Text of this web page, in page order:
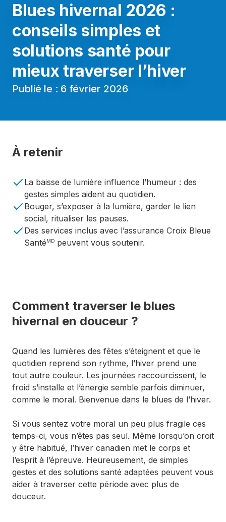
Blues hivernal 2026 :
conseils simples et
solutions santé pour
mieux traverser l’hiver
Publié le : 6 février 2026
À retenir
La baisse de lumière influence l’humeur : des
gestes simples aident au quotidien.
Bouger, s’exposer à la lumière, garder le lien
social, ritualiser les pauses.
Des services inclus avec l’assurance Croix Bleue
Santé MD peuvent vous soutenir.
Comment traverser le blues
hivernal en douceur ?
Quand les lumières des fêtes s’éteignent et que le
quotidien reprend son rythme, l’hiver prend une
tout autre couleur. Les journées raccourcissent, le
froid s’installe et l’énergie semble parfois diminuer,
comme le moral. Bienvenue dans le blues de l’hiver.
Si vous sentez votre moral un peu plus fragile ces
temps-ci, vous n’êtes pas seul. Même lorsqu’on croit
y être habitué, l’hiver canadien met le corps et
l’esprit à l’épreuve. Heureusement, de simples
gestes et des solutions santé adaptées peuvent vous
aider à traverser cette période avec plus de
douceur.